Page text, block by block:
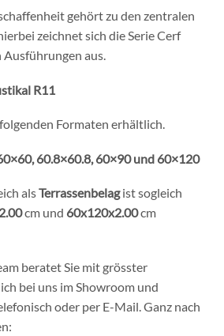
gehört zu den zentralen
zeichnet sich die Serie Cerf
aus.
R11
Formaten erhältlich.
60.8×60.8, 60×90und 60×120
alsTerrassenbelagist sogleich
cm und 60x120x2.00cm
beratet Sie mit grösster
bei uns im Showroom und
oder per E-Mail. Ganz nach